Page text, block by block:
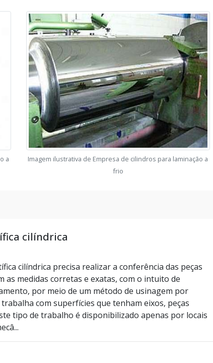
a
Imagem ilustrativa de Empresa de cilindros para laminação a
frio
cilíndrica
cilíndrica precisa realizar a conferência das peças
as medidas corretas e exatas, com o intuito de
por meio de um método de usinagem por
com superfícies que tenham eixos, peças
tipo de trabalho é disponibilizado apenas por locais